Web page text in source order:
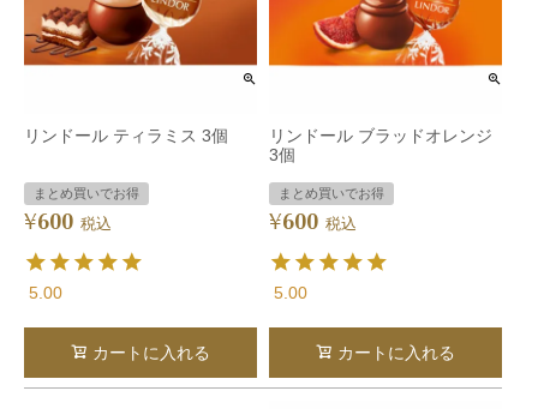
リンドール ティラミス 3個
まとめ買いでお得
¥600 税込
5.00
カートに入れる
リンドール ブラッドオレンジ
3個
まとめ買いでお得
¥600 税込
5.00
カートに入れる